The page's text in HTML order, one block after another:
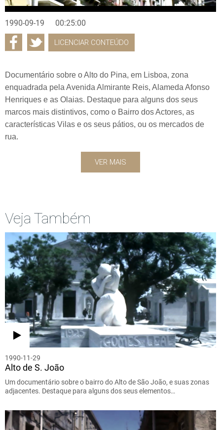
1990-09-19 00:25:00
LICENCIAR CONTEÚDO
Documentário sobre o Alto do Pina, em Lisboa, zona
enquadrada pela Avenida Almirante Reis, Alameda Afonso
Henriques e as Olaias. Destaque para alguns dos seus
marcos mais distintivos, como o Bairro dos Actores, as
características Vilas e os seus pátios, ou os mercados de
rua.
VER MAIS
Veja Também
1990-11-29
Alto de S. João
Um documentário sobre o bairro do Alto de São João, e suas zonas
adjacentes. Destaque para alguns dos seus elementos…